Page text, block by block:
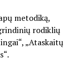
metodiką,
rodiklių
„Ataskaitų